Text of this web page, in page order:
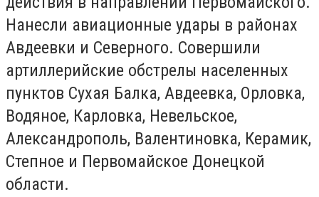
Нанесли авиационные удары в районах
Авдеевки и Северного. Совершили
артиллерийские обстрелы населенных
пунктов Сухая Балка, Авдеевка, Орловка,
Водяное, Карловка, Невельское,
Александрополь, Валентиновка, Керамик,
Степное и Первомайское Донецкой
области.